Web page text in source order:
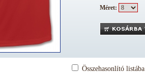
Méret:
Összehasonlító